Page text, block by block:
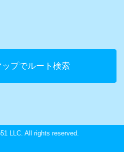
ップでルート検索
LLC. All rights reserved.